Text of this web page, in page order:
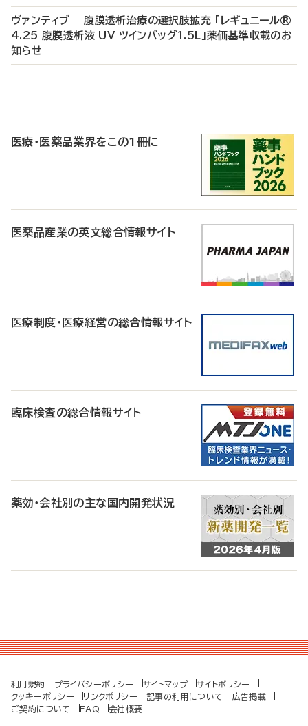
ヴァンティブ 腹膜透析治療の選択肢拡充 「レギュニール®
4.25 腹膜透析液 UV ツインバッグ1.5L」薬価基準収載のお
知らせ
医療・医薬品業界をこの1冊に
医薬品産業の英文総合情報サイト
医療制度・医療経営の総合情報サイト
臨床検査の総合情報サイト
薬効・会社別の主な国内開発状況
利用規約 プライバシーポリシー サイトマップ
サイトポリシー
クッキーポリシー
リンクポリシー 記事の利用について
広告掲載
ご契約について
FAQ 会社概要